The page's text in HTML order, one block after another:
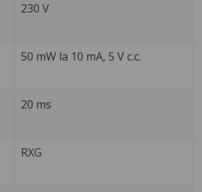
230 V
50 mW la 10 mA, 5 V c.c.
20 ms
RXG